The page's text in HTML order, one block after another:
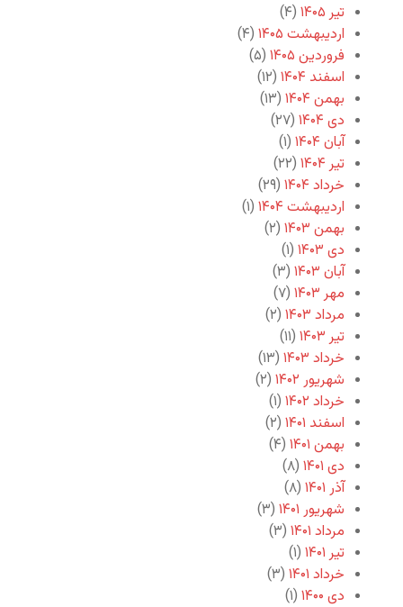
تیر ۱۴۰۵
(۴)
اردیبهشت ۱۴۰۵
(۴)
فروردین ۱۴۰۵
(۵)
اسفند ۱۴۰۴
(۱۲)
بهمن ۱۴۰۴
(۱۳)
دی ۱۴۰۴
(۲۷)
آبان ۱۴۰۴
(۱)
تیر ۱۴۰۴
(۲۲)
خرداد ۱۴۰۴
(۲۹)
اردیبهشت ۱۴۰۴
(۱)
بهمن ۱۴۰۳
(۲)
دی ۱۴۰۳
(۱)
آبان ۱۴۰۳
(۳)
مهر ۱۴۰۳
(۷)
مرداد ۱۴۰۳
(۲)
تیر ۱۴۰۳
(۱۱)
خرداد ۱۴۰۳
(۱۳)
شهریور ۱۴۰۲
(۲)
خرداد ۱۴۰۲
(۱)
اسفند ۱۴۰۱
(۲)
بهمن ۱۴۰۱
(۴)
دی ۱۴۰۱
(۸)
آذر ۱۴۰۱
(۸)
شهریور ۱۴۰۱
(۳)
مرداد ۱۴۰۱
(۳)
تیر ۱۴۰۱
(۱)
خرداد ۱۴۰۱
(۳)
دی ۱۴۰۰
(۱)